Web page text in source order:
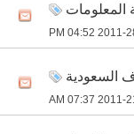
المعلومات
04:52 PM
السعودية
07:37 AM